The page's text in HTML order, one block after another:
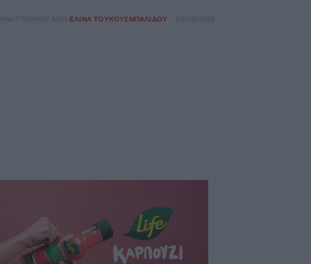
ΑΝΑΡΤΉΘΗΚΕ ΑΠΌ ΕΛΊΝΑ ΤΟΥΚΟΥΣΜΠΑΛΊΔΟΥ